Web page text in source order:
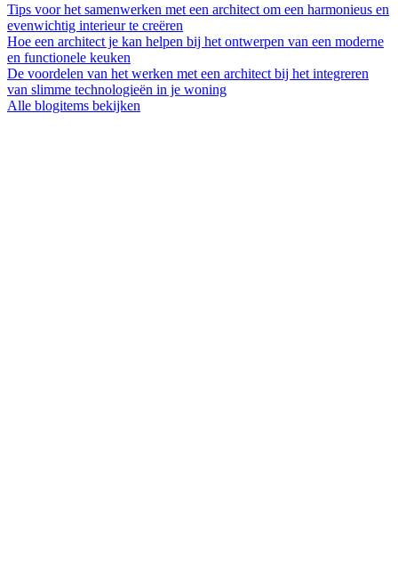
Tips voor het samenwerken met een architect om een harmonieus en
evenwichtig interieur te creëren
Hoe een architect je kan helpen bij het ontwerpen van een moderne
en functionele keuken
De voordelen van het werken met een architect bij het integreren
van slimme technologieën in je woning
Alle blogitems bekijken